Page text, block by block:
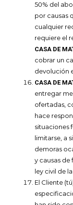
50% del
por causas
cualquier
requiere el
CASA DE
cobrar un
devolución
CASA DE
entregar
ofertadas,
hace
situaciones
limitarse, a
demoras
y causas de
ley civil de
El Cliente